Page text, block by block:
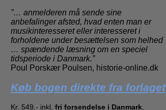
”… anmelderen må sende sine
anbefalinger afsted, hvad enten man er
musikinteresseret eller interesseret i
forholdene under besættelsen som helhed
… spændende læsning om en speciel
tidsperiode i Danmark.”
Poul Porskær Poulsen, historie-online.dk
Køb bogen direkte fra forlaget
Kr. 549,- inkl. fri forsendelse i Danmark